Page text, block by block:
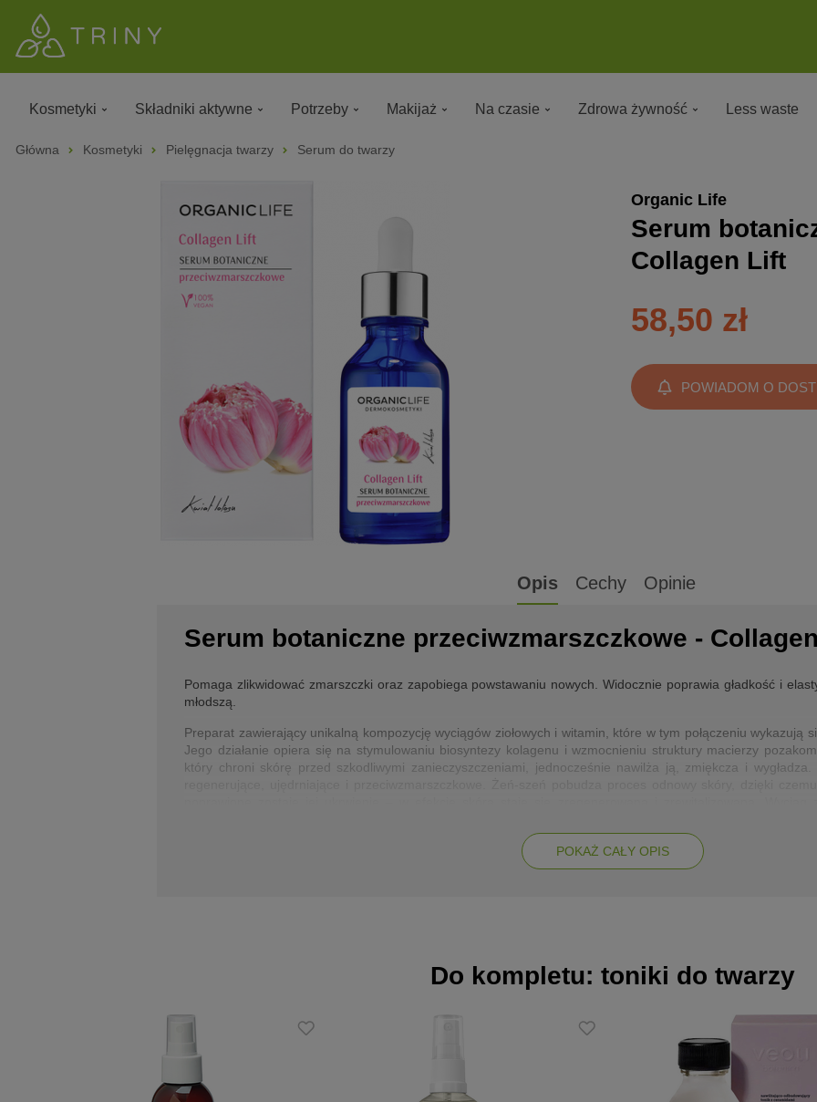
Kosmetyki Składniki aktywne Potrzeby Makijaż Na czasie Zdrowa żywność Less waste
Główna Kosmetyki Pielęgnacja twarzy Serum do twarzy
Organic Life
Serum
Collagen Lift
58,50 zł
POWIADOM O
Opis Cechy Opinie
Serum botaniczne przeciwzmarszczkowe -
Pomaga zlikwidować zmarszczki oraz zapobiega powstawaniu nowych. Widocznie poprawia gładkość i
młodszą.
Preparat zawierający unikalną kompozycję wyciągów ziołowych i witamin, które w tym połączeniu wykazują
Jego działanie opiera się na stymulowaniu biosyntezy kolagenu i wzmocnieniu struktury macierzy
który chroni skórę przed szkodliwymi zanieczyszczeniami, jednocześnie nawilża ją, zmiękcza i wygładza.
lepiej niż krem, a składanki w nim zawarte wnikają głęboko w skórę. Dzięki lekkiej konsystencji nie obciąża
Regularne stosowanie zapewnia widoczne efekty w postaci nieskazitelnej gładkiej, jędrnej i nawilżonej skóry.
wzmacnia macierz strukturalną skóry
Zalety
POKAŻ CAŁY OPIS
Do kompletu: toniki do twarzy